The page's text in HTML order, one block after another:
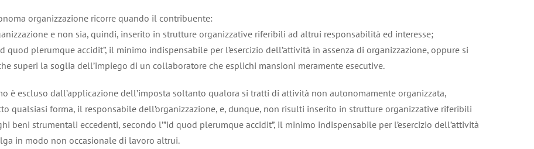
organizzazione ricorre quando il contribuente:
e non sia, quindi, inserito in strutture organizzative riferibili ad altrui responsabilità ed interesse;
quod plerumque accidit”, il minimo indispensabile per l’esercizio dell’attività in assenza di organizzazione, oppure si
superi la soglia dell’impiego di un collaboratore che esplichi mansioni meramente esecutive.
è escluso dall’applicazione dell’imposta soltanto qualora si tratti di attività non autonomamente organizzata,
qualsiasi forma, il responsabile dell’organizzazione, e, dunque, non risulti inserito in strutture organizzative riferibili
beni strumentali eccedenti, secondo l’”id quod plerumque accidit”, il minimo indispensabile per l’esercizio dell’attività
in modo non occasionale di lavoro altrui.